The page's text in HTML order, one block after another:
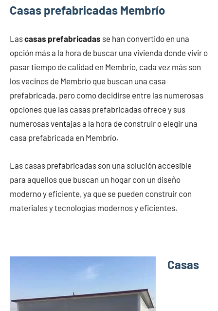
Casas prefabricadas Membrío
Lascasas prefabricadas se han convertido en una
opción más a la hora de buscar una vivienda donde vivir o
pasar tiempo de calidad en Membrío, cada vez más son
los vecinos de Membrío que buscan una casa
prefabricada, pero como decidirse entre las numerosas
opciones que las casas prefabricadas ofrece y sus
numerosas ventajas a la hora de construir o elegir una
casa prefabricada en Membrío.
Las casas prefabricadas son una solución accesible
para aquellos que buscan un hogar con un diseño
moderno y eficiente, ya que se pueden construir con
materiales y tecnologías modernos y eficientes.
Casas